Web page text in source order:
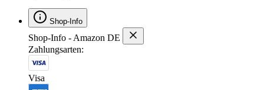
Shop-Info
Shop-Info - Amazon DE
Zahlungsarten:
Visa